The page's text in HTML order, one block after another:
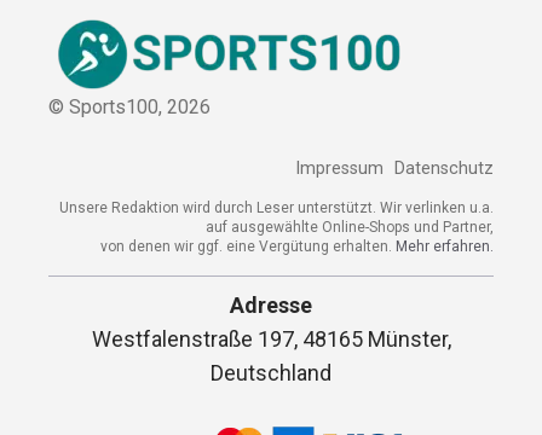
© Sports100, 2026
Impressum Datenschutz
Unsere Redaktion wird durch Leser unterstützt. Wir verlinken u.a.
auf ausgewählte Online-Shops und Partner,
von denen wir ggf. eine Vergütung erhalten. Mehr erfahren.
Adresse
Westfalenstraße 197, 48165 Münster,
Deutschland